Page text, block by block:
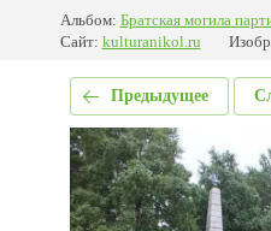
Альбом: Братская могила
Сайт: kulturanikol.ru
Предыдущее